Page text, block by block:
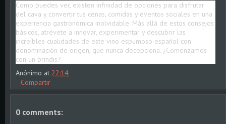
Como puedes ver, existen infinidad de opciones para disfrutar
del cava y convertir tus cenas, comidas y eventos sociales en una
experiencia gastronómica inolvidable. Más allá de estos consejos
básicos, atrévete a innovar, experimentar y descubrir las
increíbles cualidades de este vino espumoso español con
denominación de origen, que nunca decepciona. ¿Comenzamos
con un brindis?
Anónimo at 22:14
Compartir
0 comments: